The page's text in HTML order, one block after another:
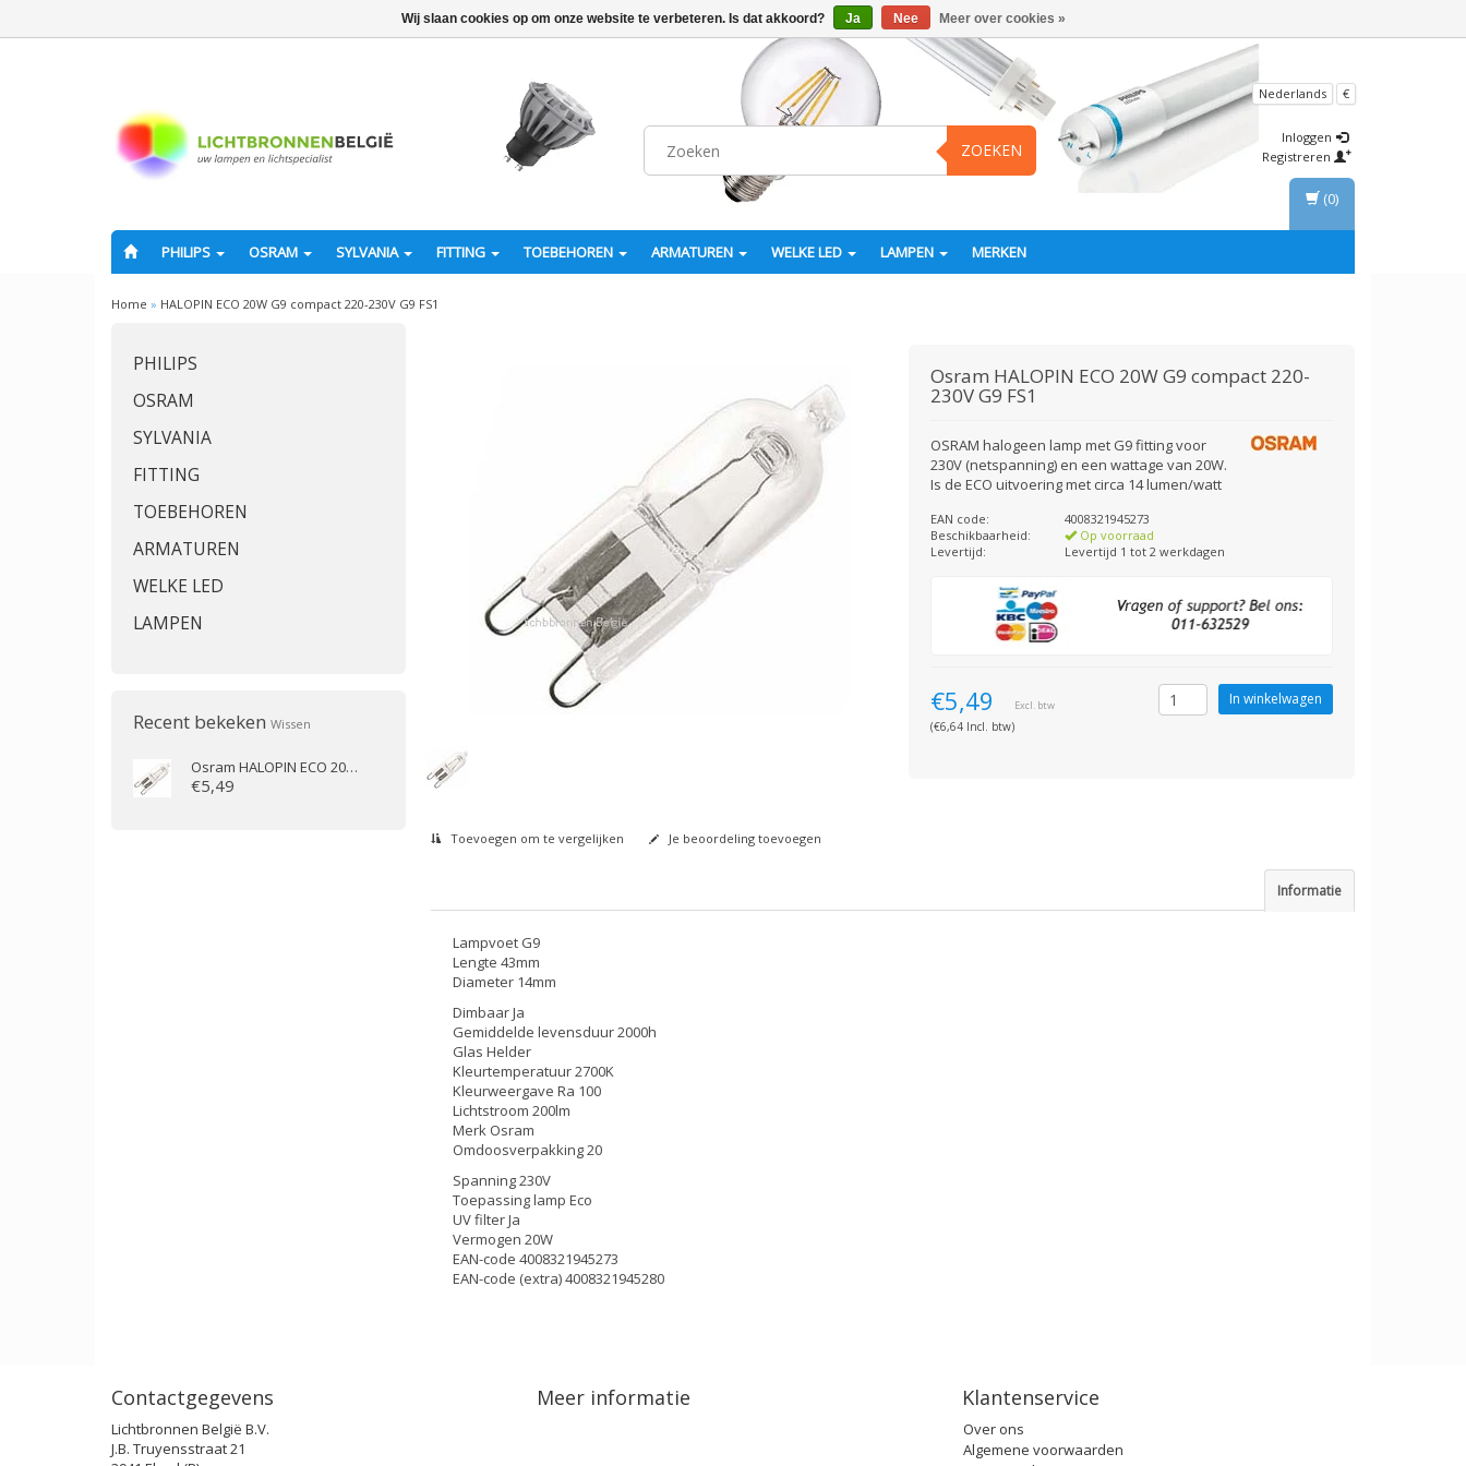
ZOEKEN
Nederlands €
Inloggen
Registreren
PHILIPS OSRAM SYLVANIA FITTING TOEBEHOREN ARMATUREN WELKE LED LAMPEN MERKEN
(0)
Home » HALOPIN ECO 20W G9 compact 220-230V G9 FS1
PHILIPS
OSRAM
SYLVANIA
FITTING
TOEBEHOREN
ARMATUREN
WELKE LED
LAMPEN
Recent bekeken Wissen
Osram HALOPIN ECO 20W G9 compact 220-230V G9 FS1
€5,49
Osram HALOPIN ECO 20W G9 compact 220-
230V G9 FS1
OSRAM halogeen lamp met G9 fitting voor
230V (netspanning) en een wattage van 20W.
Is de ECO uitvoering met circa 14 lumen/watt
EAN code:
4008321945273
Beschikbaarheid:
Op voorraad
Levertijd:
Levertijd 1 tot 2 werkdagen
€5,49 Excl. btw
(€6,64 Incl. btw)
Toevoegen om te vergelijken Je beoordeling toevoegen
Informatie
Lampvoet G9
Lengte 43mm
Diameter 14mm
Dimbaar Ja
Gemiddelde levensduur 2000h
Glas Helder
Kleurtemperatuur 2700K
Kleurweergave Ra 100
Lichtstroom 200lm
Merk Osram
Omdoosverpakking 20
Spanning 230V
Toepassing lamp Eco
UV filter Ja
Vermogen 20W
EAN-code 4008321945273
EAN-code (extra) 4008321945280
Contactgegevens
Lichtbronnen België B.V.
J.B. Truyensstraat 21
Meer informatie Klantenservice
Over ons
Algemene voorwaarden
Wij slaan cookies op om onze website te verbeteren. Is dat akkoord? Ja Nee Meer over cookies »